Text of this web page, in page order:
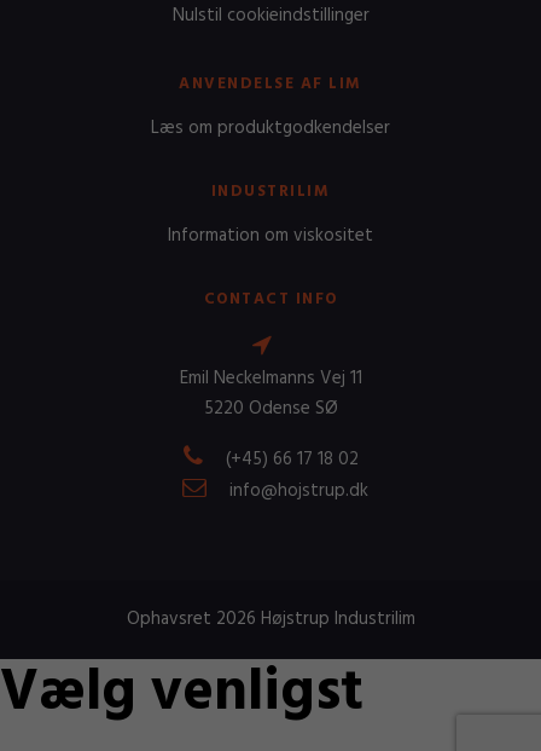
Nulstil cookieindstillinger
ANVENDELSE AF LIM
Læs om produktgodkendelser
INDUSTRILIM
Information om viskositet
CONTACT INFO
Emil Neckelmanns Vej 11
5220 Odense SØ
(+45) 66 17 18 02
info@hojstrup.dk
Ophavsret 2026 Højstrup Industrilim
Vælg venligst